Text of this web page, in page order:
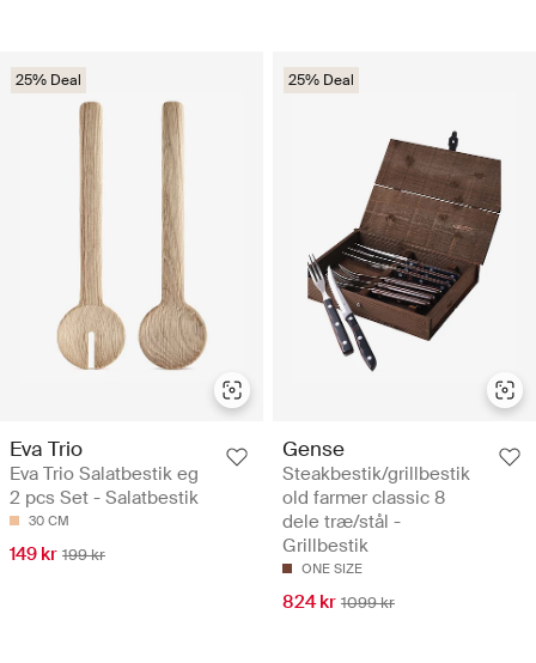
25% Deal
Eva Trio
Eva Trio Salatbestik eg
2 pcs Set - Salatbestik
30 CM
149 kr 199 kr
25% Deal
Gense
Steakbestik/grillbestik
old farmer classic 8
dele træ/stål -
Grillbestik
ONE SIZE
824 kr 1099 kr